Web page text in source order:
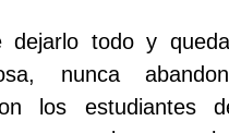
dejarlo todo y
nunca
los estudiantes